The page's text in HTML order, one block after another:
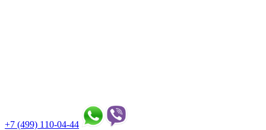
+7 (499) 110-04-44